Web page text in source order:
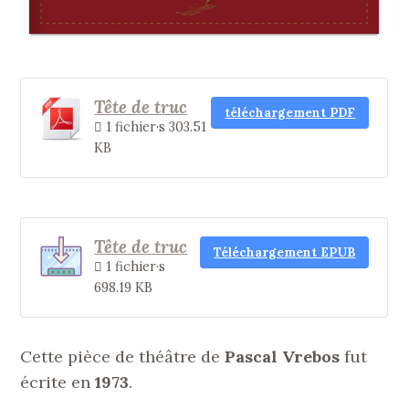
Tête de truc
1 fichier·s303.51
KB
téléchargement PDF
Tête de truc
1 fichier·s
698.19 KB
Téléchargement EPUB
Cette pièce de théâtre dePascal Vrebos fut
écrite en1973.